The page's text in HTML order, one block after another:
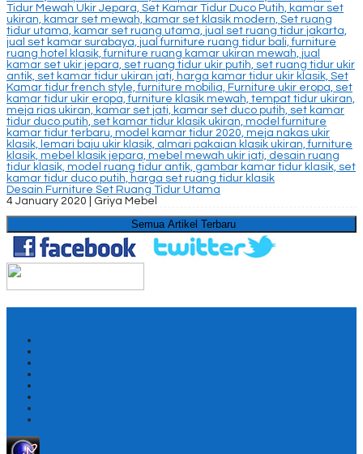
Desain Furniture Set Ruang Tidur Utama
4 January 2020 | Griya Mebel
Semua Artikel Terbaru